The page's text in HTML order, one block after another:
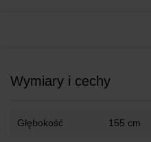
Wymiary i cechy
Głębokość 155 cm